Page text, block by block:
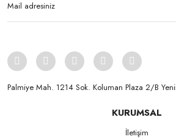
Palmiye Mah. 1214 Sok. Koluman Plaza 2/B Yenişehir/ MERSİN.ㅤㅤㅤㅤㅤㅤㅤㅤㅤㅤㅤㅤㅤㅤㅤㅤㅤㅤㅤㅤㅤㅤㅤㅤㅤㅤㅤ
KURUMSAL
İletişim